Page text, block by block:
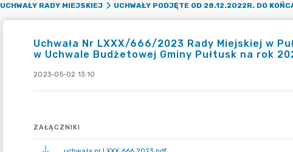
UCHWAŁY RADY MIEJSKIEJ UCHWAŁY PODJĘTE OD 28.12.2022R. DO
Uchwała Nr LXXX/666/2023 Rady Miejskiej w
w Uchwale Budżetowej Gminy Pułtusk na rok
2023-05-02 13:10
ZAŁĄCZNIKI